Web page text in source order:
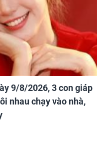
9/8/2026, 3 con giáp
nhau chạy vào nhà,